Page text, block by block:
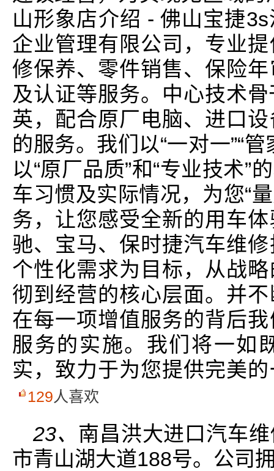
山形象店介绍 - 佛山宝捷
企业管理有限公司，专业
修保养、零件销售、保险
及认证等服务。中心技术
英，配合原厂电脑、进口
的服务。我们以“一对一”“
以“原厂品质”和“专业技术”
车习惯及实际情况，为您“
务，让您感受全新的用车
驰、宝马、保时捷汽车维
个性化需求为目标，从战
彻到经营的核心层面。并
在每一项增值服务的背后
服务的实施。我们将一如
实，致力于为您提供完美
129人喜欢
23、 南昌洪大进口汽车
市青山湖大道188号。公司